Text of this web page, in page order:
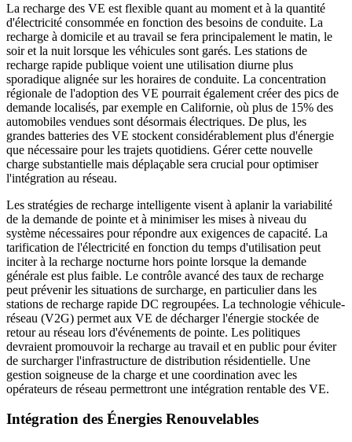
La recharge des VE est flexible quant au moment et à la quantité
d'électricité consommée en fonction des besoins de conduite. La
recharge à domicile et au travail se fera principalement le matin, le
soir et la nuit lorsque les véhicules sont garés. Les stations de
recharge rapide publique voient une utilisation diurne plus
sporadique alignée sur les horaires de conduite. La concentration
régionale de l'adoption des VE pourrait également créer des pics de
demande localisés, par exemple en Californie, où plus de 15% des
automobiles vendues sont désormais électriques. De plus, les
grandes batteries des VE stockent considérablement plus d'énergie
que nécessaire pour les trajets quotidiens. Gérer cette nouvelle
charge substantielle mais déplaçable sera crucial pour optimiser
l'intégration au réseau.
Les stratégies de recharge intelligente visent à aplanir la variabilité
de la demande de pointe et à minimiser les mises à niveau du
système nécessaires pour répondre aux exigences de capacité. La
tarification de l'électricité en fonction du temps d'utilisation peut
inciter à la recharge nocturne hors pointe lorsque la demande
générale est plus faible. Le contrôle avancé des taux de recharge
peut prévenir les situations de surcharge, en particulier dans les
stations de recharge rapide DC regroupées. La technologie véhicule-
réseau (V2G) permet aux VE de décharger l'énergie stockée de
retour au réseau lors d'événements de pointe. Les politiques
devraient promouvoir la recharge au travail et en public pour éviter
de surcharger l'infrastructure de distribution résidentielle. Une
gestion soigneuse de la charge et une coordination avec les
opérateurs de réseau permettront une intégration rentable des VE.
Intégration des Énergies Renouvelables